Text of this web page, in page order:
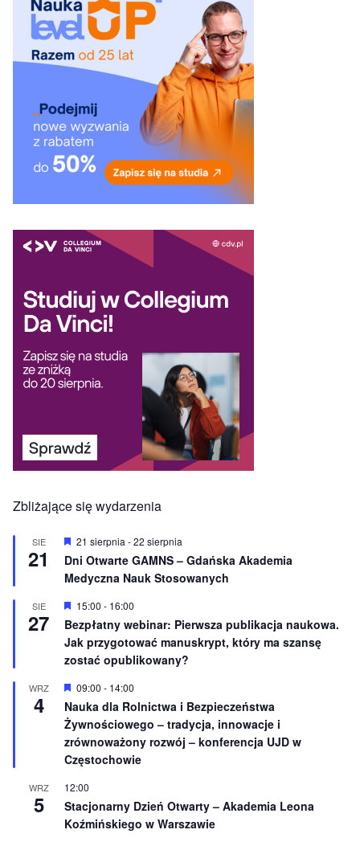
Zbliżające się wydarzenia
SIE
21
W
r
ó
n
o
n
e
21 sierpnia -22 sierpnia
Dni Otwarte GAMNS – Gdańska Akademia
Medyczna Nauk Stosowanych
SIE
27
W
r
ó
ż
n
i
o
n
e
15:00 - 16:00
Bezpłatny webinar: Pierwsza publikacja naukowa.
Jak przygotować manuskrypt, który ma szansę
zostać opublikowany?
WRZ
4
W
r
ó
ż
n
i
n
e
09:00 - 14:00
Nauka dla Rolnictwa i Bezpieczeństwa
Żywnościowego – tradycja, innowacje i
zrównoważony rozwój – konferencja UJD w
Częstochowie
WRZ
5
12:00
Stacjonarny Dzień Otwarty – Akademia Leona
Koźmińskiego w Warszawie